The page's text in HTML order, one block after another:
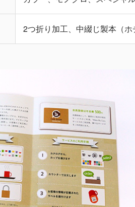
2つ折り加工、中綴じ製本（ホ